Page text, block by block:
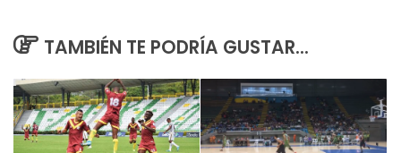
TAMBIÉN TE PODRÍA GUSTAR...